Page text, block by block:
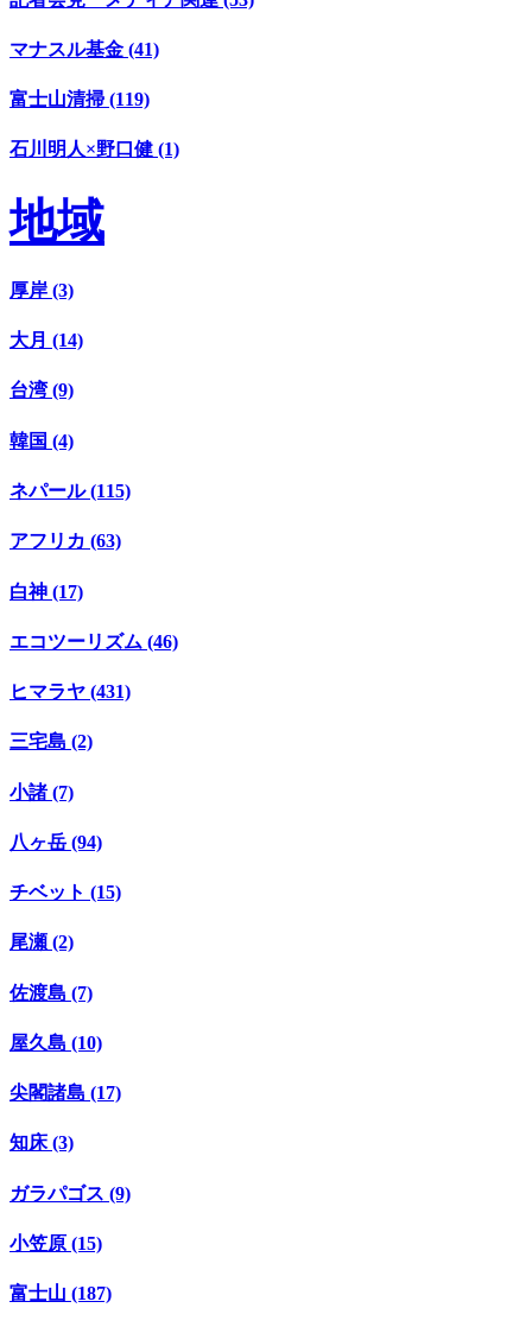
マナスル基金 (41)
富士山清掃 (119)
石川明人×野口健 (1)
地域
厚岸 (3)
大月 (14)
台湾 (9)
韓国 (4)
ネパール (115)
アフリカ (63)
白神 (17)
エコツーリズム (46)
ヒマラヤ (431)
三宅島 (2)
小諸 (7)
八ヶ岳 (94)
チベット (15)
尾瀬 (2)
佐渡島 (7)
屋久島 (10)
尖閣諸島 (17)
知床 (3)
ガラパゴス (9)
小笠原 (15)
富士山 (187)